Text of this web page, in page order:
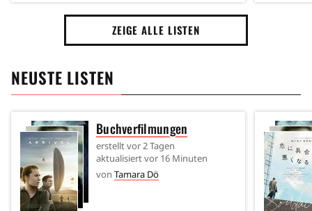
ZEIGE ALLE LISTEN
NEUSTE LISTEN
Buchverfilmungen
erstelltvor 2 Tagen
aktualisiertvor 16 Minuten
von Tamara Dö